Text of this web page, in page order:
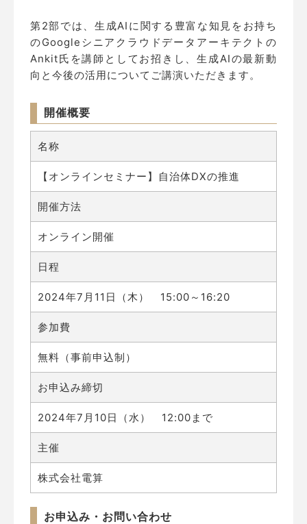
第2部では、生成AIに関する豊富な知見をお持ち
のGoogleシニアクラウドデータアーキテクトの
Ankit氏を講師としてお招きし、生成AIの最新動
向と今後の活用についてご講演いただきます。
開催概要
名称
【オンラインセミナー】自治体DXの推進
開催方法
オンライン開催
日程
2024年7月11日（木） 15:00～16:20
参加費
無料（事前申込制）
お申込み締切
2024年7月10日（水） 12:00まで
主催
株式会社電算
お申込み・お問い合わせ